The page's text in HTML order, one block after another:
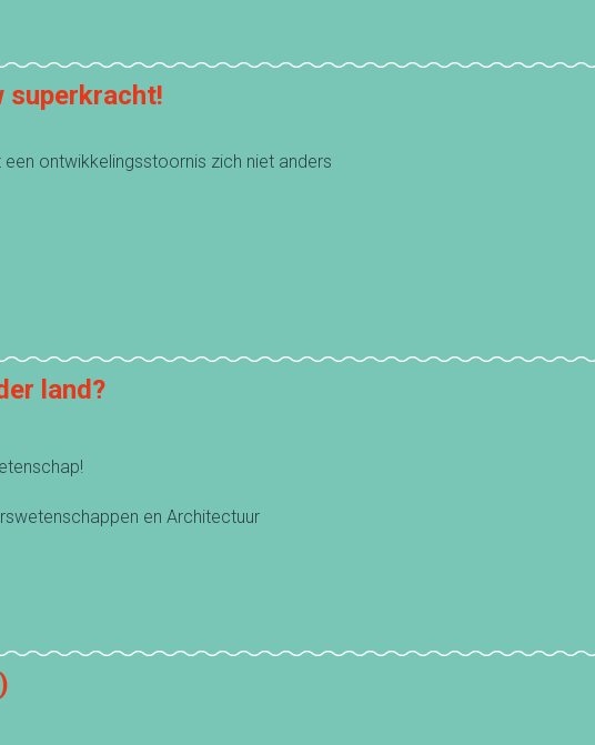
superkracht!
ontwikkelingsstoornis zich niet anders
land?
en Architectuur